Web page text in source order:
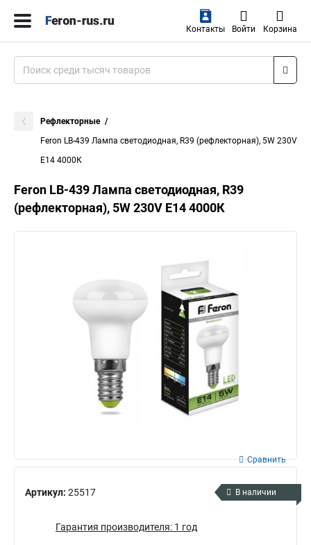
Контакты Войти Корзина
Рефлекторные
Feron LB-439 Лампа светодиодная, R39 (рефлекторная), 5W 230V
E14 4000К
Feron LB-439 Лампа светодиодная, R39
(рефлекторная), 5W 230V E14 4000К
Артикул: 25517
Сравнить
В наличии
Гарантия производителя: 1 год